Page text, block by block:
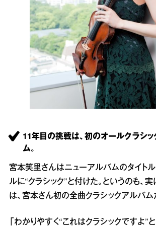
11年目の挑戦は、初のオールクラシ
ム。
宮本笑里さんはニューアルバムのタイトル
ルに“クラシック”と付けた。というのも、
は、宮本さん初の全曲クラシックアルバム
「わかりやすく“これはクラシックですよ”